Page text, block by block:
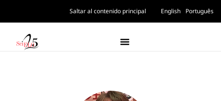
Saltar al contenido principal English Português